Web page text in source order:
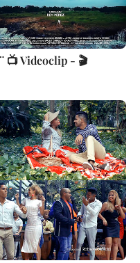
📺 Videoclip - 🎬